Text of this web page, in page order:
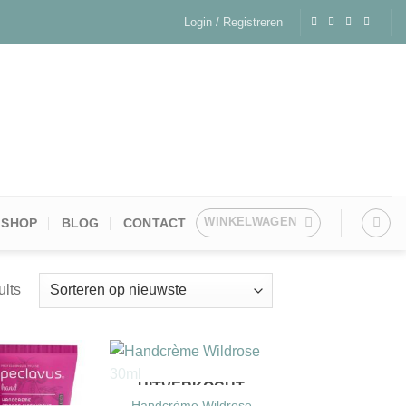
Login / Registreren
SHOP BLOG CONTACT WINKELWAGEN
UITVERKOCHT